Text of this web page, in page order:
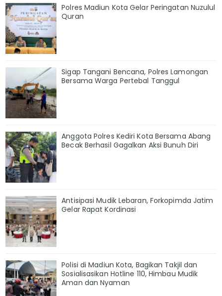
Polres Madiun Kota Gelar Peringatan Nuzulul
Quran
Sigap Tangani Bencana, Polres Lamongan
Bersama Warga Pertebal Tanggul
Anggota Polres Kediri Kota Bersama Abang
Becak Berhasil Gagalkan Aksi Bunuh Diri
Antisipasi Mudik Lebaran, Forkopimda Jatim
Gelar Rapat Kordinasi
Polisi di Madiun Kota, Bagikan Takjil dan
Sosialisasikan Hotline 110, Himbau Mudik
Aman dan Nyaman